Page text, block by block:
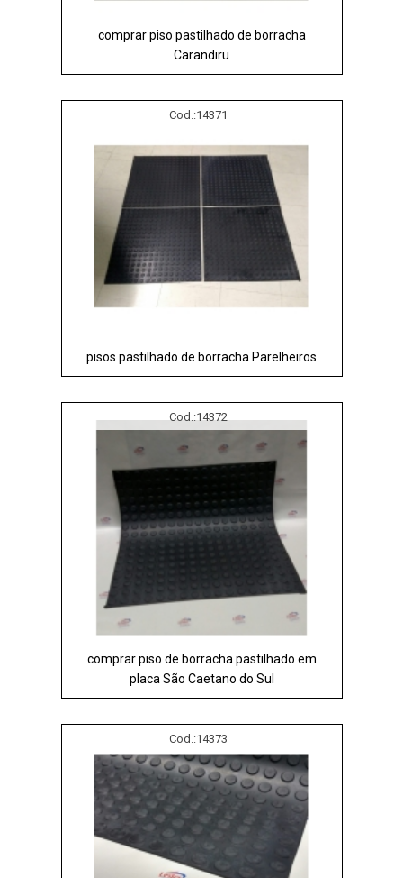
comprar piso pastilhado de borracha
Carandiru
Cod.:14371
pisos pastilhado de borracha Parelheiros
Cod.:14372
comprar piso de borracha pastilhado em
placa São Caetano do Sul
Cod.:14373